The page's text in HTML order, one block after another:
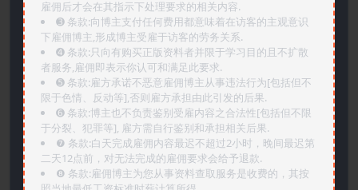
雇佣后才会在其指示下处理要求的相关内容.
➌️ 条款:向博主支付任何费用都意味着在访客的主观意识
下雇佣博主,形成博主受雇于访客的劳务关系.
➍️ 条款:只向有购买正版资料者并限于学习目的且不扩散
者服务,雇佣即表示你认可和满足此要求.
➎ 条款:雇方承诺不恶意雇佣博主从事违法行为[包括但不
限于色情、反动等],否则雇方承担由此引发的后果.
➏️ 条款:博主也不负责鉴别受雇内容之合法性[包括但不限
于分裂、犯罪等], 雇方需自行鉴别和承担相关后果.
❼ 条款:白天完成雇佣内容最迟不超过2小时，晚间最迟第
二天12点前，对无法完成的雇佣要求会给予退款.
❽ 条款:雇佣博主为您从事资料查取服务是收费的，其按